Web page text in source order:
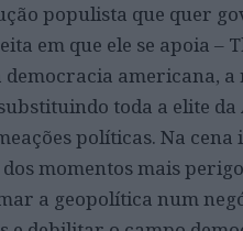
populista que quer
em que ele se apoia –
democracia americana,
toda a elite
políticas. Na
momentos mais
a geopolítica num